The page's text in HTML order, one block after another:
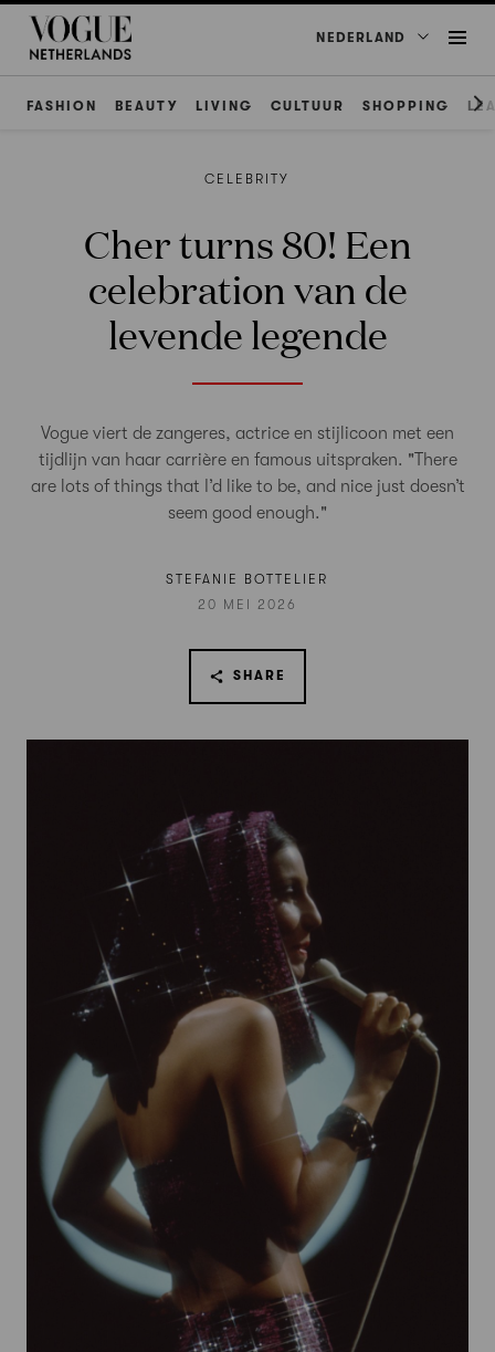
NEDERLAND
FASHION BEAUTY LIVING CULTUUR SHOPPING
CELEBRITY
Cher turns 80! Een
celebration van de
levende legende
Vogue viert de zangeres, actrice en stijlicoon met een
tijdlijn van haar carrière en famous uitspraken. "There
are lots of things that I’d like to be, and nice just doesn’t
seem good enough."
STEFANIE BOTTELIER
20 MEI 2026
SHARE